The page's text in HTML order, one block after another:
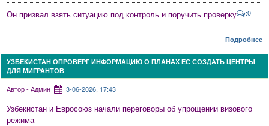
Он призвал взять ситуацию под контроль и поручить проверку :0
Подробнее
УЗБЕКИСТАН ОПРОВЕРГ ИНФОРМАЦИЮ О ПЛАНАХ ЕС СОЗДАТЬ ЦЕНТРЫ
ДЛЯ МИГРАНТОВ
Автор - Админ 3-06-2026, 17:43
Узбекистан и Евросоюз начали переговоры об упрощении визового
режима